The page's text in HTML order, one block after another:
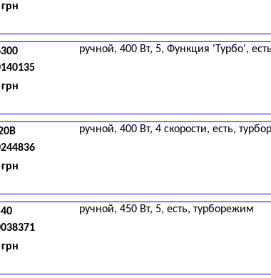
ручной, 400 Вт, 5, Функция 'Турбо', есть
ручной, 400 Вт, 4 скорости, есть,
ручной, 450 Вт, 5, есть, турборежим